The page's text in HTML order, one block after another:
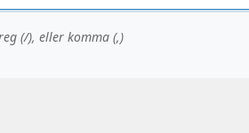
(/), eller komma (,)